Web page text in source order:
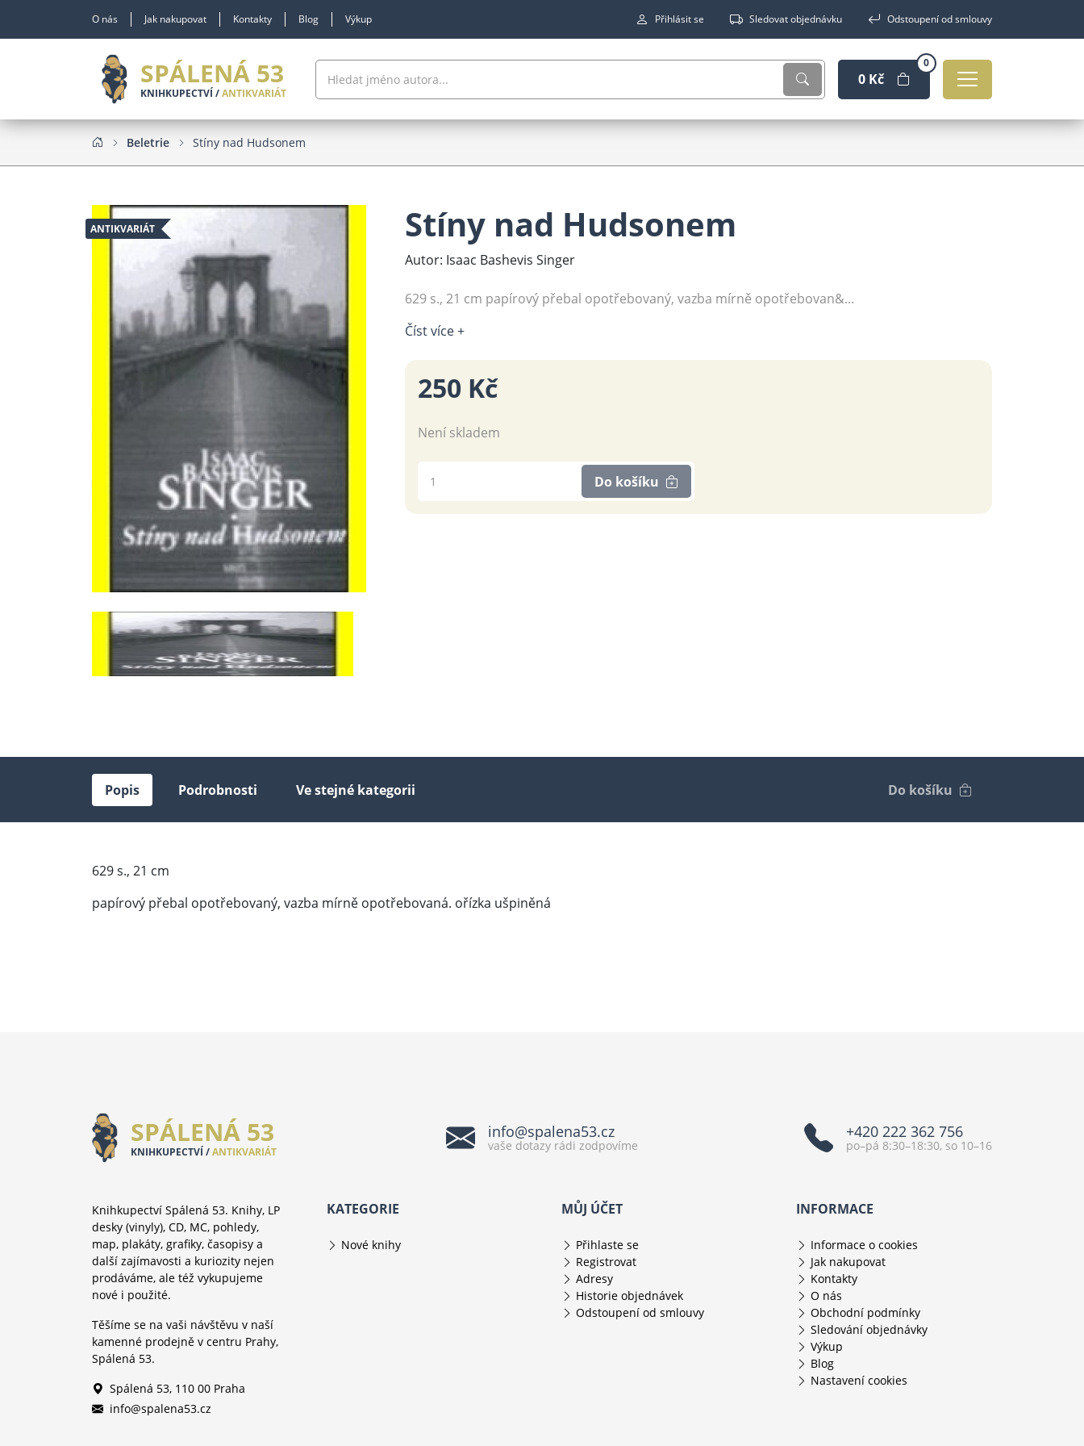
O nás Jak nakupovat Kontakty Blog Výkup Přihlásit se Sledovat objednávku Odstoupení od smlouvy
SPÁLENÁ 53
KNIHKUPECTVÍ /ANTIKVARIÁT
0 Kč
0
Beletrie Stíny nad Hudsonem
ANTIKVARIÁT Stíny nad Hudsonem
Autor: Isaac Bashevis Singer
629 s., 21 cm papírový přebal opotřebovaný, vazba mírně opotřebovan&...
Číst více +
250 Kč
Není skladem
Do košíku
Popis Podrobnosti Ve stejné kategorii Do košíku
629 s., 21 cm
papírový přebal opotřebovaný, vazba mírně opotřebovaná. ořízka ušpiněná
SPÁLENÁ 53
KNIHKUPECTVÍ /ANTIKVARIÁT
info@spalena53.cz
vaše dotazy rádi zodpovíme
+420 222 362 756
po–pá 8:30–18:30, so 10–16
Knihkupectví Spálená 53. Knihy, LP
desky (vinyly), CD, MC, pohledy,
map, plakáty, grafiky, časopisy a
další zajímavosti a kuriozity nejen
prodáváme, ale též vykupujeme
nové i použité.
Těšíme se na vaši návštěvu v naší
kamenné prodejně v centru Prahy,
Spálená 53.
Spálená 53, 110 00 Praha
info@spalena53.cz
KATEGORIE
Nové knihy
MŮJ ÚČET
Přihlaste se
Registrovat
Adresy
Historie objednávek
Odstoupení od smlouvy
INFORMACE
Informace o cookies
Jak nakupovat
Kontakty
O nás
Obchodní podmínky
Sledování objednávky
Výkup
Blog
Nastavení cookies